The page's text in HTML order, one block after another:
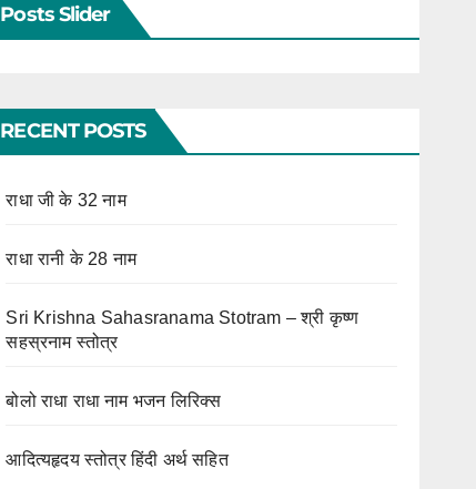
Posts Slider
RECENT POSTS
राधा जी के 32 नाम
राधा रानी के 28 नाम
Sri Krishna Sahasranama Stotram – श्री कृष्ण
सहस्रनाम स्तोत्र
बोलो राधा राधा नाम भजन लिरिक्स
आदित्यहृदय स्तोत्र हिंदी अर्थ सहित